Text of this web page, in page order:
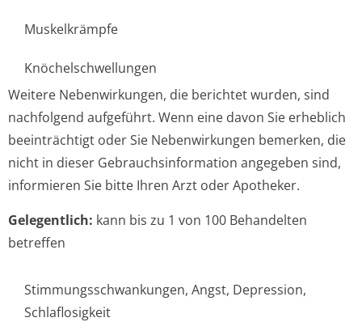
Muskelkrämpfe
Knöchelschwellungen
Weitere Nebenwirkungen, die berichtet wurden, sind
nachfolgend aufgeführt. Wenn eine davon Sie erheblich
beeinträchtigt oder Sie Nebenwirkungen bemerken, die
nicht in dieser Gebrauchsinfor­mation angegeben sind,
informieren Sie bitte Ihren Arzt oder Apotheker.
Gelegentlich: kann bis zu 1 von 100 Behandelten
betreffen
Stimmungsschwan­kungen, Angst, Depression,
Schlaflosigkeit